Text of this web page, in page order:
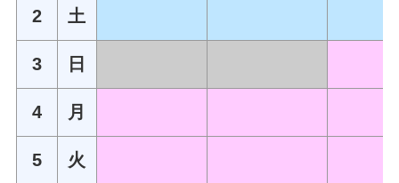
2 土
3 日
4 月
5 火